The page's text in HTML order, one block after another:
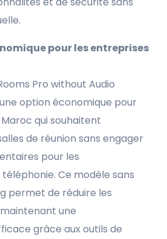
pour les entreprises
Pro without Audio
option économique pour
qui souhaitent
de réunion sans engager
pour les
Ce modèle sans
permet de réduire les
une
grâce aux outils de